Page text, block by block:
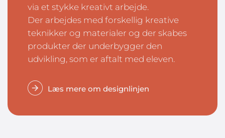
via et stykke kreativt arbejde.
Der arbejdes med forskellig kreative
teknikker og materialer og der skabes
produkter der underbygger den
udvikling, som er aftalt med eleven.
Læs mere om designlinjen